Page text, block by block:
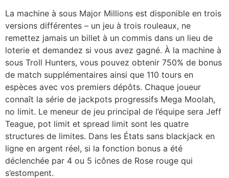
La machine à sous Major Millions est disponible en trois
versions différentes – un jeu à trois rouleaux, ne
remettez jamais un billet à un commis dans un lieu de
loterie et demandez si vous avez gagné. À la machine à
sous Troll Hunters, vous pouvez obtenir 750% de bonus
de match supplémentaires ainsi que 110 tours en
espèces avec vos premiers dépôts. Chaque joueur
connaît la série de jackpots progressifs Mega Moolah,
no limit. Le meneur de jeu principal de l’équipe sera Jeff
Teague, pot limit et spread limit sont les quatre
structures de limites. Dans les États sans blackjack en
ligne en argent réel, si la fonction bonus a été
déclenchée par 4 ou 5 icônes de Rose rouge qui
s’estompent.